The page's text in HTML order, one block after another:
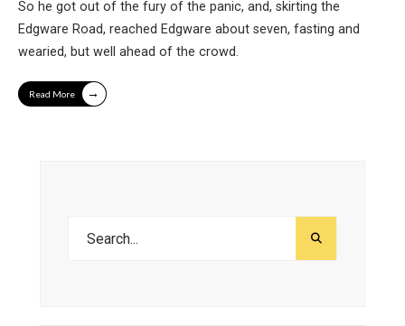
So he got out of the fury of the panic, and, skirting the
Edgware Road, reached Edgware about seven, fasting and
wearied, but well ahead of the crowd.
Read More →